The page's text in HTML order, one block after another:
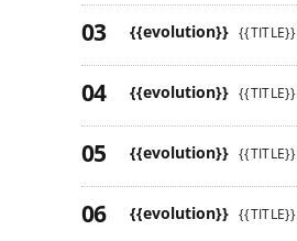
{{evolution}} {{TITLE}}
{{evolution}} {{TITLE}}
{{evolution}} {{TITLE}}
{{evolution}} {{TITLE}}